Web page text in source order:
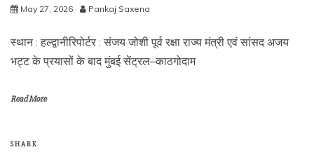
May 27, 2026 Pankaj Saxena
स्थान : हल्द्वानीरिपोर्टर : संजय जोशी पूर्व रक्षा राज्य मंत्री एवं सांसद अजय
भट्ट के प्रयासों के बाद मुंबई सेंट्रल–काठगोदाम
Read More
SHARE